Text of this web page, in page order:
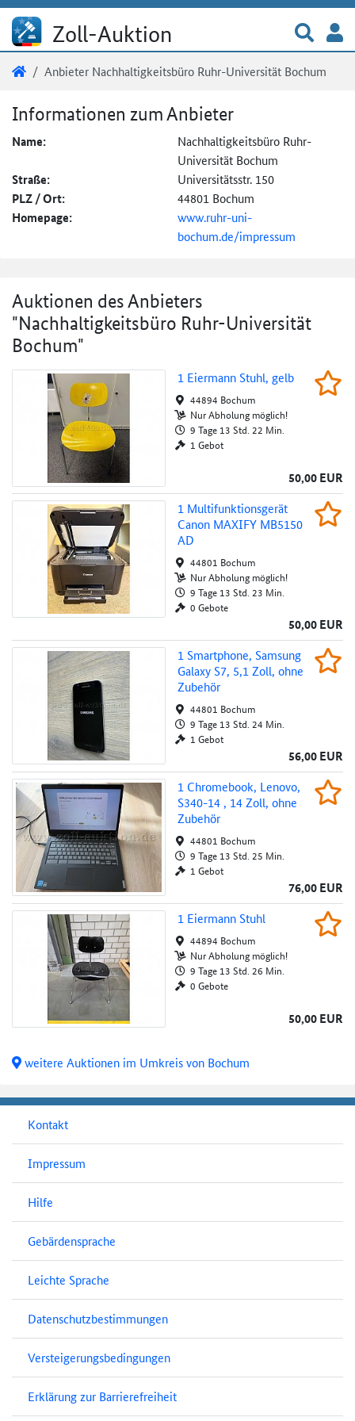
Direkt zum InhaltZoll-Auktion Zur
Zoll-Auktion
Anbieter Nachhaltigkeitsbüro Ruhr-Universität Bochum
Anbieter Nachhaltigkeitsbüro Ruhr-
Informationen zum Anbieter
Name:
Nachhaltigkeitsbüro Ruhr-
Universität Bochum
Straße: Universitätsstr. 150
PLZ / Ort: 44801 Bochum
Homepage:
www.ruhr-uni-
bochum.de/impressum
Auktionen des Anbieters
"Nachhaltigkeitsbüro Ruhr-Universität
Bochum"
1 Eiermann Stuhl, gelb1 Eiermann Stuhl, gelb
44894 Bochum
Nur Abholung möglich!
9 Tage 13 Std. 22 Min.
1 Gebot
50,00 EUR
1 Multifunktionsgerät Canon MAXIFY
1 Multifunktio­nsgerät
Canon MAXIFY MB5150
AD
44801 Bochum
Nur Abholung möglich!
9 Tage 13 Std. 23 Min.
0 Gebote
50,00 EUR
1 Smartphone, Samsung Galaxy S7, 5,1
1 Smartphone, Samsung
Galaxy S7, 5,1 Zoll, ohne
Zubehör
44801 Bochum
9 Tage 13 Std. 24 Min.
1 Gebot
56,00 EUR
1 Chromebook, Lenovo, S340-14 , 14 Zoll,
1 Chromebook, Lenovo,
S340-14 , 14 Zoll, ohne
Zubehör
44801 Bochum
9 Tage 13 Std. 25 Min.
1 Gebot
76,00 EUR
1 Eiermann Stuhl 1 Eiermann Stuhl
44894 Bochum
Nur Abholung möglich!
9 Tage 13 Std. 26 Min.
0 Gebote
50,00 EUR
weitere Auktionen im Umkreis von Bochum
Kontakt
Impressum
Hilfe
Gebärdensprache
Leichte Sprache
Datenschutzbestimmungen
Versteigerungsbedingungen
Erklärung zur Barrierefreiheit